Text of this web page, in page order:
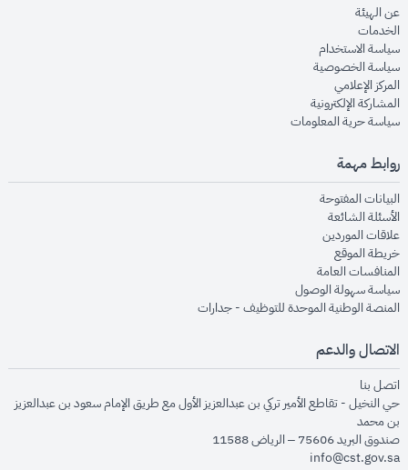
عن الهيئةopens in new window
الخدماتopens in new window
سياسة الاستخدام
سياسة الخصوصيةopens in new window
المركز الإعلاميopens in new window
المشاركة الإلكترونيةopens in new window
سياسة حرية المعلوماتopens in new window
روابط مهمة
البيانات المفتوحةopens in new window
الأسئلة الشائعةopens in new window
علاقات الموردينopens in new window
خريطة الموقعopens in new window
المنافسات العامةopens in new window
سياسة سهولة الوصولopens in new window
المنصة الوطنية الموحدة للتوظيف - جداراتopens in new window
الاتصال والدعم
اتصل بنا
حي النخيل - تقاطع الأمير تركي بن عبدالعزيز الأول مع طريق الإمام سعود بن عبدالعزيز
بن محمد
صندوق البريد 75606 – الرياض 11588
info@cst.gov.sa